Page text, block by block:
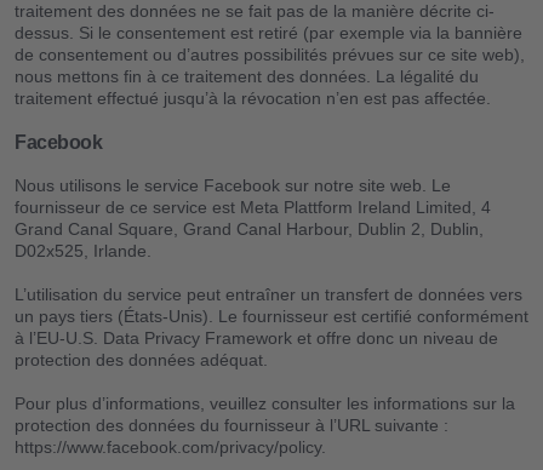
traitement des données ne se fait pas de la manière décrite ci-
dessus. Si le consentement est retiré (par exemple via la bannière
de consentement ou d’autres possibilités prévues sur ce site web),
nous mettons fin à ce traitement des données. La légalité du
traitement effectué jusqu’à la révocation n’en est pas affectée.
Facebook
Nous utilisons le service Facebook sur notre site web. Le
fournisseur de ce service est Meta Plattform Ireland Limited, 4
Grand Canal Square, Grand Canal Harbour, Dublin 2, Dublin,
D02x525, Irlande.
L’utilisation du service peut entraîner un transfert de données vers
un pays tiers (États-Unis). Le fournisseur est certifié conformément
à l’EU-U.S. Data Privacy Framework et offre donc un niveau de
protection des données adéquat.
Pour plus d’informations, veuillez consulter les informations sur la
protection des données du fournisseur à l’URL suivante :
https://www.facebook.com/privacy/policy.